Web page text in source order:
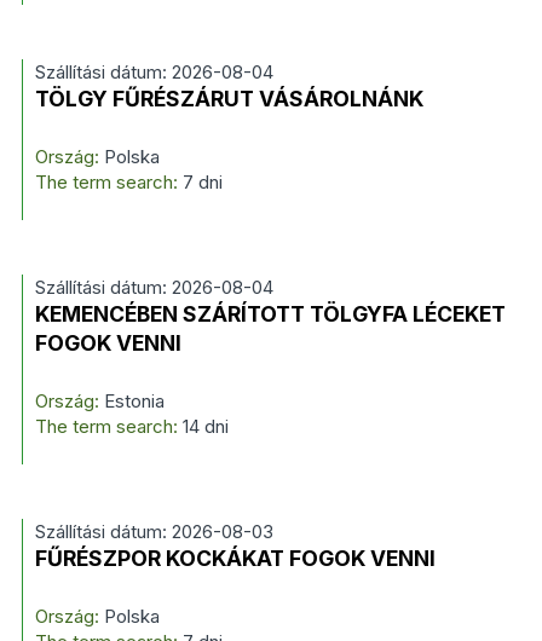
Szállítási dátum: 2026-08-04
TÖLGY FŰRÉSZÁRUT VÁSÁROLNÁNK
Ország: Polska
The term search: 7 dni
Szállítási dátum: 2026-08-04
KEMENCÉBEN SZÁRÍTOTT TÖLGYFA LÉCEKET
FOGOK VENNI
Ország: Estonia
The term search: 14 dni
Szállítási dátum: 2026-08-03
FŰRÉSZPOR KOCKÁKAT FOGOK VENNI
Ország: Polska